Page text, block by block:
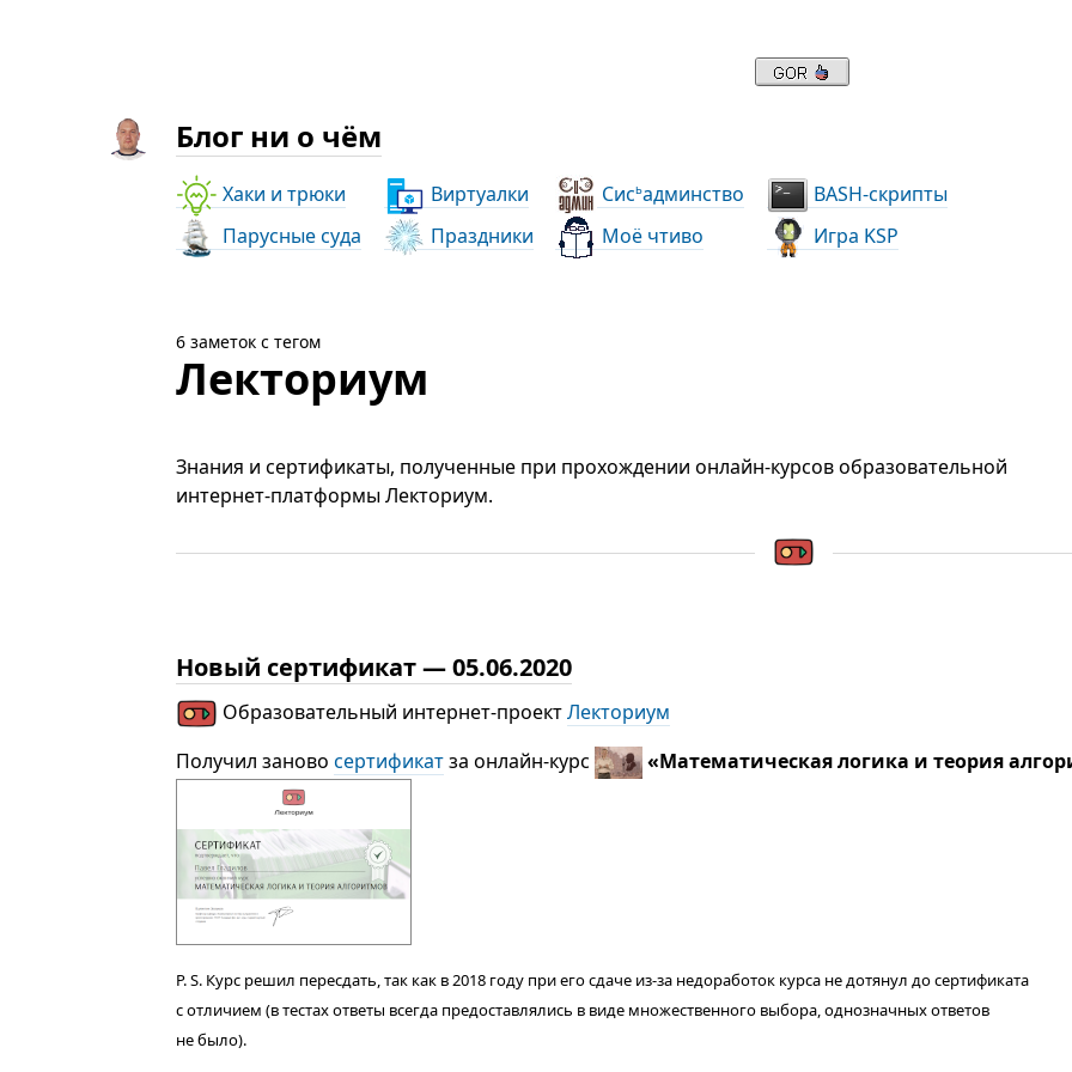
Блог ни о чём
Хаки и трюки Виртуалки Сисьадминство
BASH-скрипты
Парусные суда
Праздники Моё чтиво Игра KSP
6 заметок с тегом
Лекториум
Знания и сертификаты, полученные при прохождении онлайн-курсов образовательной
интернет-платформы Лекториум.
Новый сертификат — 05.06.2020
Образовательный интернет-проектЛекториум
Получил зановосертификатза онлайн-курс «Математическая логика и теория
P. S. Курс решил пересдать, так как в 2018 году при его сдаче из-за недоработок курса не дотянул до сертификата
с отличием (в тестах ответы всегда предоставлялись в виде множественного выбора, однозначных ответов
не было).